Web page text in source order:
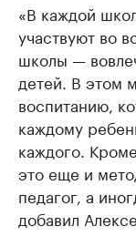
«В каждой
участвуют во
школы —
детей. В этом
воспитанию,
каждому
каждого.
это еще и
педагог, а
добавил